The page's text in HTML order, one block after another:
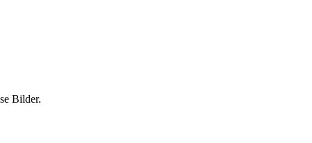
Bilder.